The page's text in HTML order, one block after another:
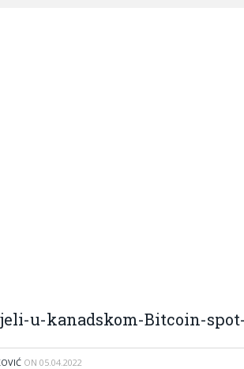
u-kanadskom-Bitcoin-
ON 05.04.2022